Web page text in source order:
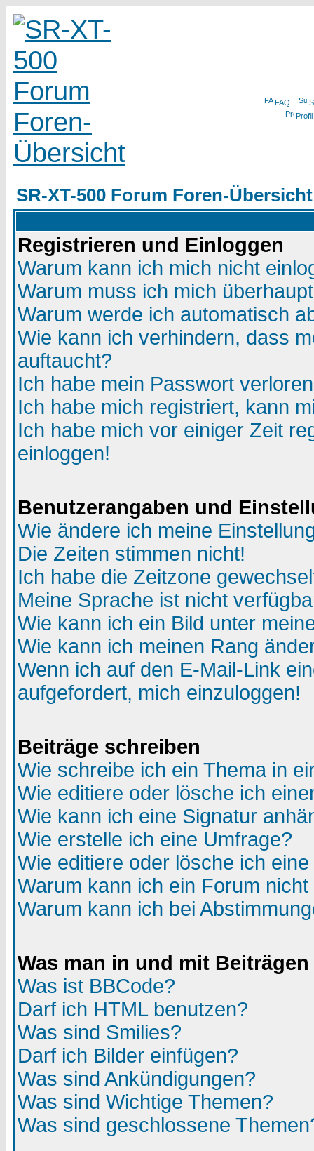
FAQ
Profil
SR-XT-500 Forum Foren-Übersicht
Registrieren und Einloggen
Warum kann ich mich nicht
Warum muss ich mich
Warum werde ich automatisch
Wie kann ich verhindern, dass
auftaucht?
Ich habe mein Passwort
Ich habe mich registriert, kann
Ich habe mich vor einiger Zeit
einloggen!
Benutzerangaben und
Wie ändere ich meine
Die Zeiten stimmen nicht!
Ich habe die Zeitzone
Meine Sprache ist nicht
Wie kann ich ein Bild unter
Wie kann ich meinen Rang
Wenn ich auf den E-Mail-Link
aufgefordert, mich einzuloggen!
Beiträge schreiben
Wie schreibe ich ein Thema in
Wie editiere oder lösche ich
Wie kann ich eine Signatur
Wie erstelle ich eine Umfrage?
Wie editiere oder lösche ich
Warum kann ich ein Forum
Warum kann ich bei
Was man in und mit
Was ist BBCode?
Darf ich HTML benutzen?
Was sind Smilies?
Darf ich Bilder einfügen?
Was sind Ankündigungen?
Was sind Wichtige Themen?
Was sind geschlossene